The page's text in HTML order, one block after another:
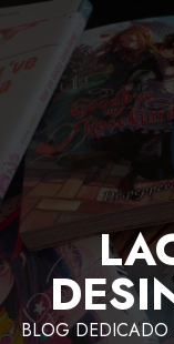
BLOG DEDICADO